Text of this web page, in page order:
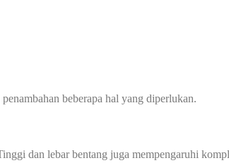
beberapa hal yang diperlukan.
dan lebar bentang juga mempengaruhi